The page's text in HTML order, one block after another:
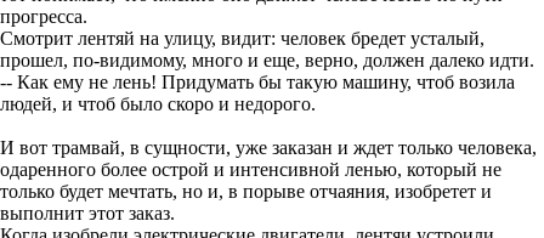
прогресса.
Смотрит лентяй на улицу, видит: человек бредет усталый,
прошел, по-видимому, много и еще, верно, должен далеко идти.
-- Как ему не лень! Придумать бы такую машину, чтоб возила
людей, и чтоб было скоро и недорого.
И вот трамвай, в сущности, уже заказан и ждет только человека,
одаренного более острой и интенсивной ленью, который не
только будет мечтать, но и, в порыве отчаяния, изобретет и
выполнит этот заказ.